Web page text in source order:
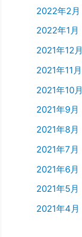
2022年2月
2022年1月
2021年12月
2021年11月
2021年10月
2021年9月
2021年8月
2021年7月
2021年6月
2021年5月
2021年4月